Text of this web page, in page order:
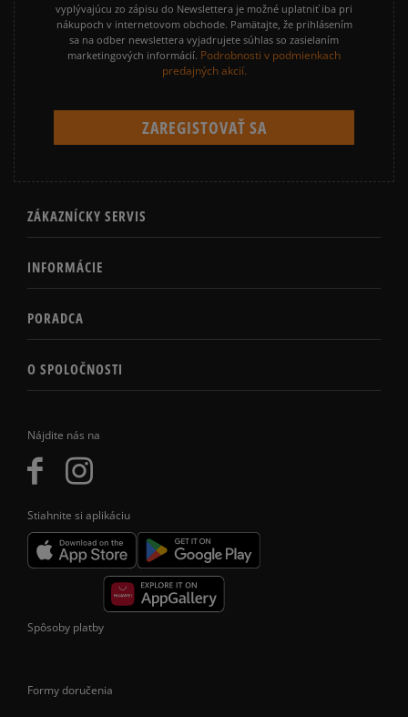
Nájdite nás na
Stiahnite si aplikáciu
vyplývajúcu zo zápisu do Newslettera je možné uplatniť iba pri
nákupoch v internetovom obchode. Pamätajte, že prihlásením
sa na odber newslettera vyjadrujete súhlas so zasielaním
marketingových informácií. Podrobnosti v podmienkach
predajných akcií.
ZÁKAZNÍCKY SERVIS
INFORMÁCIE
PORADCA
O SPOLOČNOSTI
Spôsoby platby
Formy doručenia